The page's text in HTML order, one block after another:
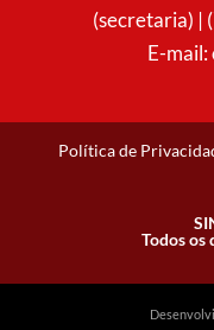
(secretaria) |
E-mail:
Política de
Todos os